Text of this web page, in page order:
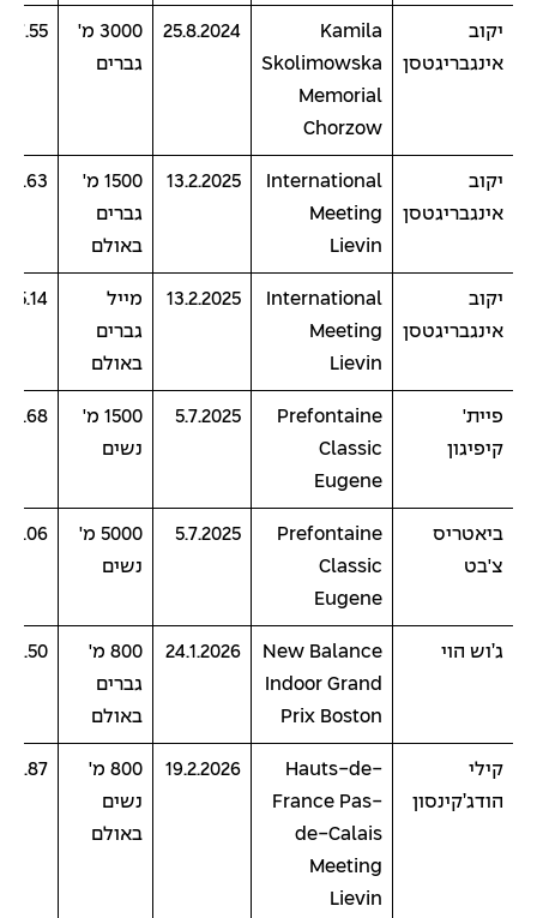
יקוב
אינגבריגטסן
Kamila
Skolimowska
Memorial
Chorzow
25.8.2024
3000 מ'
גברים
יקוב
אינגבריגטסן
International
Meeting
Lievin
13.2.2025
1500 מ'
גברים
באולם
יקוב
אינגבריגטסן
International
Meeting
Lievin
13.2.2025
מייל
גברים
באולם
פיית'
קיפיגון
Prefontaine
Classic
Eugene
5.7.2025
1500 מ'
נשים
ביאטריס
צ'בט
Prefontaine
Classic
Eugene
5.7.2025
5000 מ'
נשים
ג’וש הוי
New Balance
Indoor Grand
Prix Boston
24.1.2026
800 מ'
גברים
באולם
קילי
הודג’קינסון
Hauts-de-
France Pas-
de-Calais
Meeting
Lievin
19.2.2026
800 מ'
נשים
באולם